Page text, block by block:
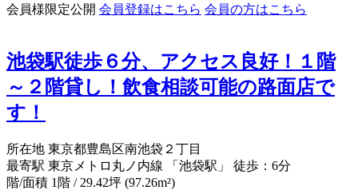
会員様限定公開 会員登録はこちら 会員の方はこちら
池袋駅徒歩６分、アクセス良好！１階
～２階貸し！飲食相談可能の路面店で
す！
所在地 東京都豊島区南池袋２丁目
最寄駅 東京メトロ丸ノ内線 「池袋駅」 徒歩：6分
階/面積 1階 / 29.42坪 (97.26m²)